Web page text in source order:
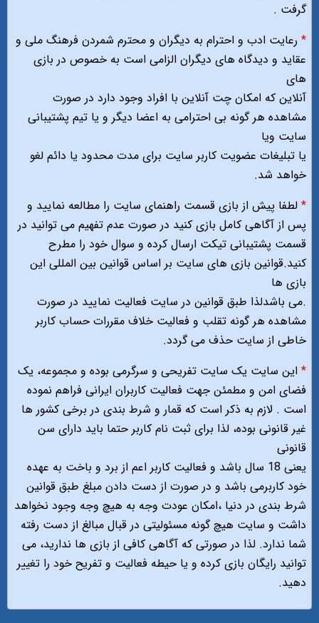
گرفت .
* رعایت ادب و احترام به دیگران و محترم شمردن فرهنگ ملی و
عقاید و دیدگاه های دیگران الزامی است به خصوص در بازی
های
آنلاین که امکان چت آنلاین با افراد وجود دارد در صورت
مشاهده هر گونه بی احترامی به اعضا دیگر و یا تیم پشتیبانی
سایت ویا
یا تبلیغات عضویت کاربر سایت برای مدت محدود یا دائم لغو
خواهد شد.
* لطفا پیش از بازی قسمت راهنمای سایت را مطالعه نمایید و
پس از آگاهی کامل بازی کنید در صورت عدم تفهیم می توانید در
قسمت پشتیبانی تیکت ارسال کرده و سوال خود را مطرح
کنید.قوانین بازی های سایت بر اساس قوانین بین المللی این
بازی ها
.می باشدلذا طبق قوانین در سایت فعالیت نمایید در صورت
مشاهده هر گونه تقلب و فعالیت خلاف مقررات حساب کاربر
خاطی از سایت حذف می گردد.
* این سایت یک سایت تفریحی و سرگرمی بوده و مجموعه، یک
فضای امن و مطمئن جهت فعالیت کاربران ایرانی فراهم نموده
است . لازم به ذکر است که قمار و شرط بندی در برخی کشور ها
غیر قانونی بوده، لذا برای ثبت نام کاربر حتما باید دارای سن
قانونی
یعنی 18 سال باشد و فعالیت کاربر اعم از برد و باخت به عهده
خود کاربرمی باشد و در صورت از دست دادن مبلغ طبق قوانین
شرط بندی در دنیا ،امکان عودت وجه به هیچ وجه وجود نخواهد
داشت و سایت هیچ گونه مسئولیتی در قبال مبالغ از دست رفته
شما ندارد. لذا در صورتی که آگاهی کافی از بازی ها ندارید، می
توانید رایگان بازی کرده و یا حیطه فعالیت و تفریح خود را تغییر
دهید.